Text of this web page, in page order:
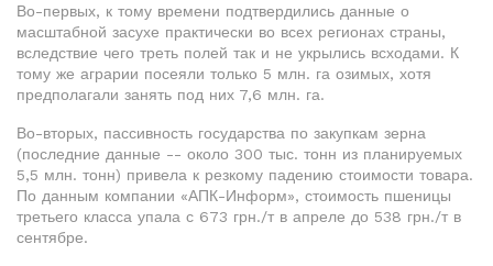
Во-первых, к тому времени подтвердились данные о
масштабной засухе практически во всех регионах страны,
вследствие чего треть полей так и не укрылись всходами. К
тому же аграрии посеяли только 5 млн. га озимых, хотя
предполагали занять под них 7,6 млн. га.
Во-вторых, пассивность государства по закупкам зерна
(последние данные -- около 300 тыс. тонн из планируемых
5,5 млн. тонн) привела к резкому падению стоимости товара.
По данным компании «АПК-Информ», стоимость пшеницы
третьего класса упала с 673 грн./т в апреле до 538 грн./т в
сентябре.